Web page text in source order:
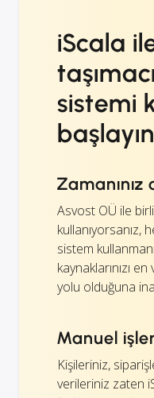
iScala
sistemi
başlayın
Asvost OÜ ile
kullanıyorsanız,
sistem
kaynaklarınızı
yolu olduğuna
Manuel
Kişileriniz,
verileriniz zaten